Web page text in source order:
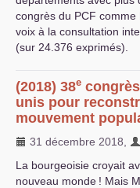
congrès du PCF comme
voix à la consultation
(sur 24.376 exprimés).
(2018) 38e
unis pour
mouvement
31 décembre 2018
La bourgeoisie croyait
nouveau monde ! Mais